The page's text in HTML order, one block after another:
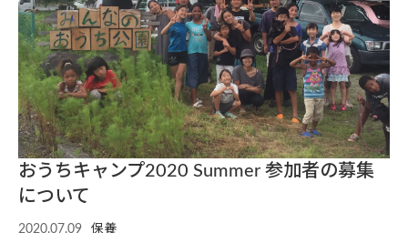
おうちキャンプ2020 Summer 参加者の募集
について
2020.07.09 保養